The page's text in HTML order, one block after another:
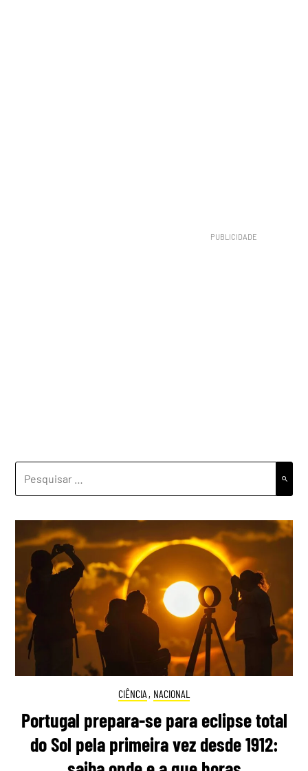
CIÊNCIA , NACIONAL
Portugal prepara-se para eclipse total
do Sol pela primeira vez desde 1912: